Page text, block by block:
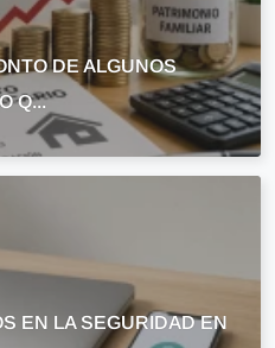
DE ALGUNOS
Q...
EN LA SEGURIDAD EN